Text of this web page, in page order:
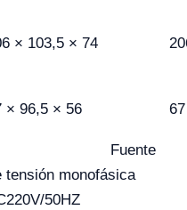
× 103,5 × 74
× 96,5 × 56
tensión monofásica
50HZ